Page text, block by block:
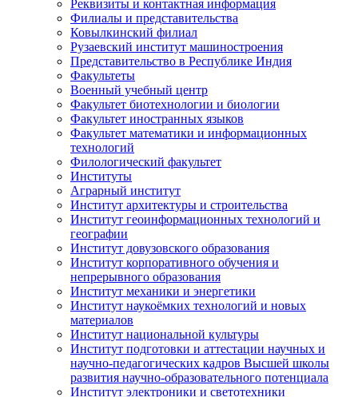
Реквизиты и контактная информация
Филиалы и представительства
Ковылкинский филиал
Рузаевский институт машиностроения
Представительство в Республике Индия
Факультеты
Военный учебный центр
Факультет биотехнологии и биологии
Факультет иностранных языков
Факультет математики и информационных
технологий
Филологический факультет
Институты
Аграрный институт
Институт архитектуры и строительства
Институт геоинформационных технологий и
географии
Институт довузовского образования
Институт корпоративного обучения и
непрерывного образования
Институт механики и энергетики
Институт наукоёмких технологий и новых
материалов
Институт национальной культуры
Институт подготовки и аттестации научных и
научно-педагогических кадров Высшей школы
развития научно-образовательного потенциала
Институт электроники и светотехники